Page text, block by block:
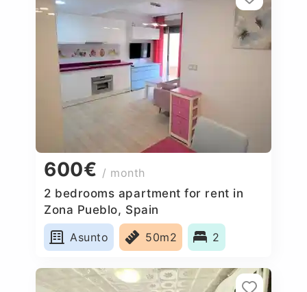
600€ / month
2 bedrooms apartment for rent in
Zona Pueblo, Spain
Asunto
50m2 2